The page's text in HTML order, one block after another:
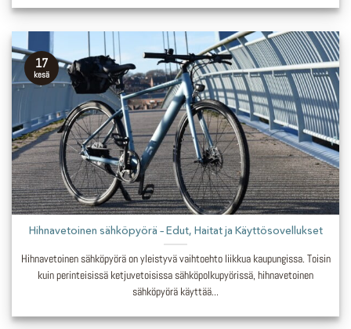
Hihnavetoinen sähköpyörä – Edut, Haitat ja Käyttösovellukset
Hihnavetoinen sähköpyörä on yleistyvä vaihtoehto liikkua kaupungissa. Toisin
kuin perinteisissä ketjuvetoisissa sähköpolkupyörissä, hihnavetoinen
sähköpyörä käyttää...
17
kesä